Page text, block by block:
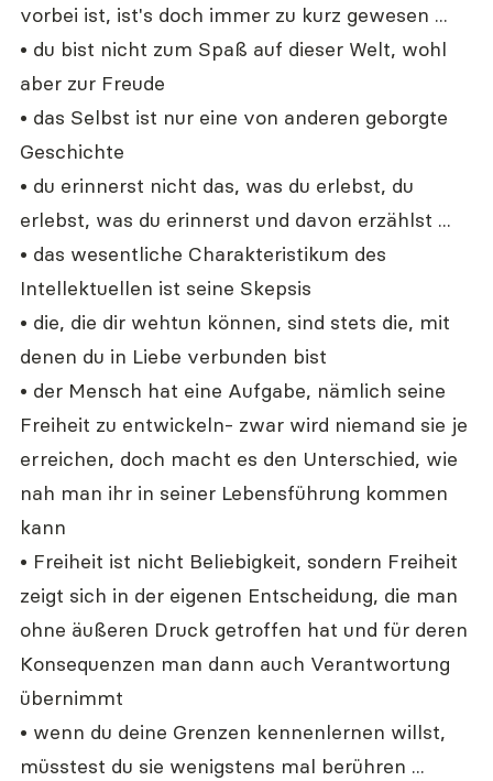
vorbei ist, ist's doch immer zu kurz gewesen ...
• du bist nicht zum Spaß auf dieser Welt, wohl
aber zur Freude
• das Selbst ist nur eine von anderen geborgte
Geschichte
• du erinnerst nicht das, was du erlebst, du
erlebst, was du erinnerst und davon erzählst ...
• das wesentliche Charakteristikum des
Intellektuellen ist seine Skepsis
• die, die dir wehtun können, sind stets die, mit
denen du in Liebe verbunden bist
• der Mensch hat eine Aufgabe, nämlich seine
Freiheit zu entwickeln- zwar wird niemand sie je
erreichen, doch macht es den Unterschied, wie
nah man ihr in seiner Lebensführung kommen
kann
• Freiheit ist nicht Beliebigkeit, sondern Freiheit
zeigt sich in der eigenen Entscheidung, die man
ohne äußeren Druck getroffen hat und für deren
Konsequenzen man dann auch Verantwortung
übernimmt
• wenn du deine Grenzen kennenlernen willst,
müsstest du sie wenigstens mal berühren ...